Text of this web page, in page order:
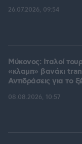
26.07.2026, 09:54
Μύκονος: Ιταλοί
«κλαμπ» βανάκι
Αντιδράσεις για το
08.08.2026, 10:57